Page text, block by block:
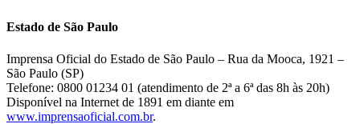
Estado de São Paulo
Imprensa Oficial do Estado de São Paulo – Rua da Mooca, 1921 –
São Paulo (SP)
Telefone: 0800 01234 01 (atendimento de 2ª a 6ª das 8h às 20h)
Disponível na Internet de 1891 em diante em
www.imprensaoficial.com.br.